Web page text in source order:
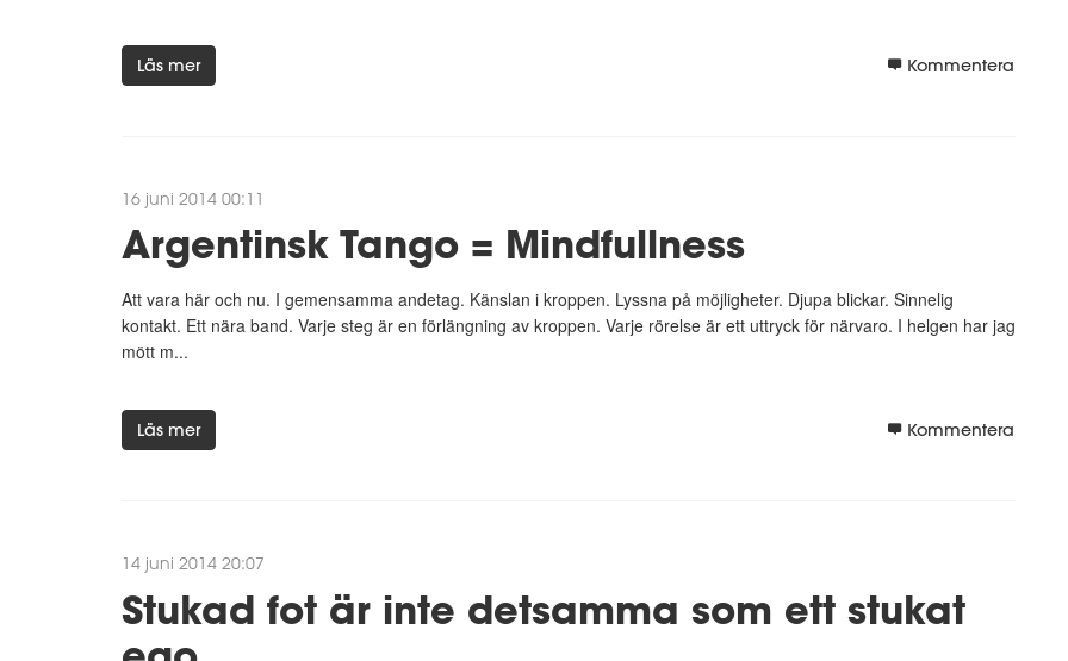
Läs mer Kommentera
16 juni 2014 00:11
Argentinsk Tango = Mindfullness
Att vara här och nu. I gemensamma andetag. Känslan i kroppen. Lyssna på möjligheter. Djupa blickar. Sinnelig
kontakt. Ett nära band. Varje steg är en förlängning av kroppen. Varje rörelse är ett uttryck för närvaro. I helgen har jag
mött m...
Läs mer Kommentera
14 juni 2014 20:07
Stukad fot är inte detsamma som ett stukat